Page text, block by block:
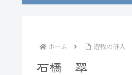
ホーム 遊牧の俳人
石橋 翠